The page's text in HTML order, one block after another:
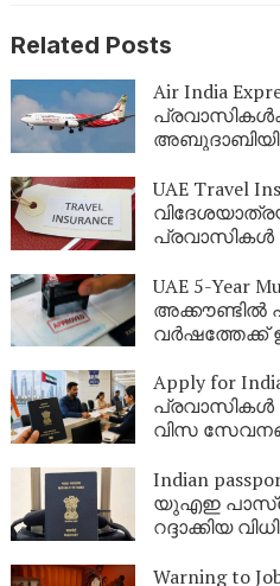
Related Posts
Air India
സർവീസുകൾ
UAE Travel
പ്രവാസികൾ
കാര്യങ്ങൾ
UAE 5-Year
അക്കൗണ്ടിൽ
വർഷത്തേക്ക്
കിടിലൻ
പോകരുത്
Apply for
പ്രവാസികൾ
വിസ
Indian
യുഎഇ
റദ്ദാക്കിയ
മുടങ്ങില്ല
Warning to Job